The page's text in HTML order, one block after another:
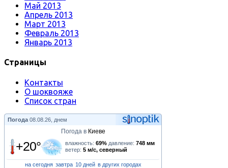
Май 2013
Апрель 2013
Март 2013
Февраль 2013
Январь 2013
Страницы
Контакты
О шоквояже
Список стран
Погода 08.08.26, днем
Погода в Киеве
+20° влажность: 69% давление: 748 мм
ветер: 5 м/с, северный
на сегодня завтра 10 дней в других городах